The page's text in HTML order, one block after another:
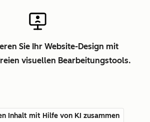
Sie Ihr Website-Design mit
visuellen Bearbeitungstools.
Inhalt mit Hilfe von KI zusammen